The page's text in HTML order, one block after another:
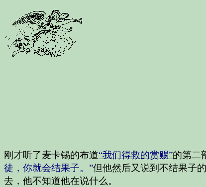
刚才听了麦卡锡的布道“我们得救的赏赐”的第二
徒，你就会结果子。”但他然后又说到不结果子
去，他不知道他在说什么。